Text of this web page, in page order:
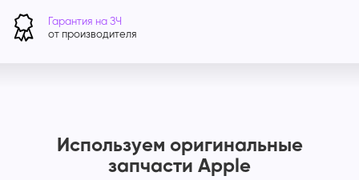
Гарантия на ЗЧ
от производителя
Используем оригинальные
запчасти Apple